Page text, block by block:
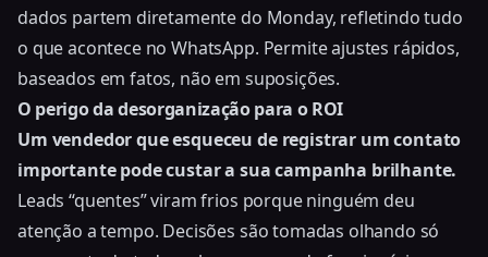
dados partem diretamente do Monday, refletindo tudo
o que acontece no WhatsApp. Permite ajustes rápidos,
baseados em fatos, não em suposições.
O perigo da desorganização para o ROI
Um vendedor que esqueceu de registrar um contato
importante pode custar a sua campanha brilhante.
Leads “quentes” viram frios porque ninguém deu
atenção a tempo. Decisões são tomadas olhando só